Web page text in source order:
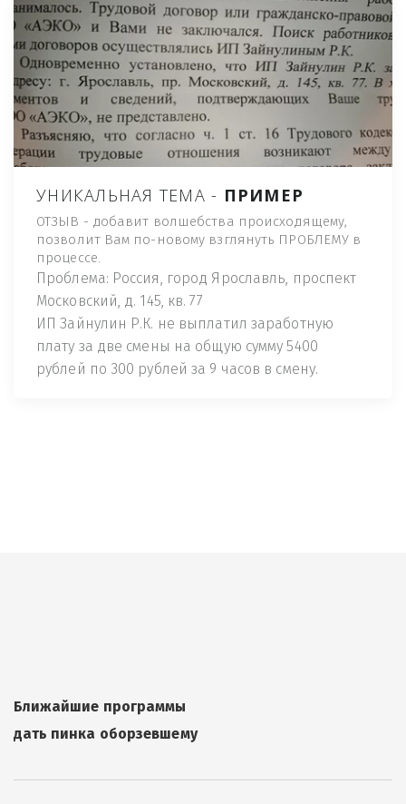
УНИКАЛЬНАЯ ТЕМА - ПРИМЕР
ОТЗЫВ - добавит волшебства происходящему,
позволит Вам по-новому взглянуть ПРОБЛЕМУ в
процессе.
Проблема: Россия, город Ярославль, проспект
Московский, д. 145, кв. 77
ИП Зайнулин Р.К. не выплатил заработную
плату за две смены на общую сумму 5400
рублей по 300 рублей за 9 часов в смену.
Ближайшие программы
дать пинка оборзевшему